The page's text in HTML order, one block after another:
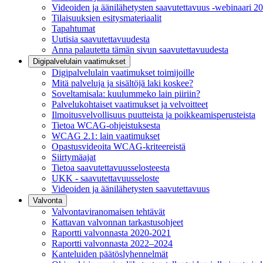
Videoiden ja äänilähetysten saavutettavuus -webinaari
Tilaisuuksien esitysmateriaalit
Tapahtumat
Uutisia saavutettavuudesta
Anna palautetta tämän sivun saavutettavuudesta
Digipalvelulain vaatimukset
Digipalvelulain vaatimukset toimijoille
Mitä palveluja ja sisältöjä laki koskee?
Soveltamisala: kuulummeko lain piiriin?
Palvelukohtaiset vaatimukset ja velvoitteet
Ilmoitusvelvollisuus puutteista ja poikkeamisperusteista
Tietoa WCAG-ohjeistuksesta
WCAG 2.1: lain vaatimukset
Opastusvideoita WCAG-kriteereistä
Siirtymäajat
Tietoa saavutettavuusselosteesta
UKK - saavutettavuusseloste
Videoiden ja äänilähetysten saavutettavuus
Valvonta
Valvontaviranomaisen tehtävät
Kattavan valvonnan tarkastusohjeet
Raportti valvonnasta 2020-2021
Raportti valvonnasta 2022–2024
Kanteluiden päätöslyhennelmät